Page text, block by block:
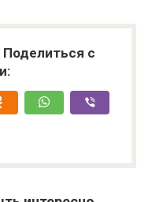
Поделиться с